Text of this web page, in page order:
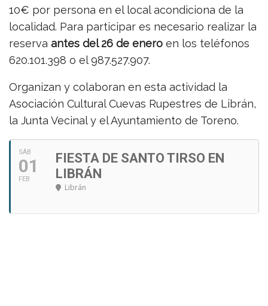
10€ por persona en el local acondiciona de la
localidad. Para participar es necesario realizar la
reserva antes del 26 de enero en los teléfonos
620.101.398 o el 987.527.907.
Organizan y colaboran en esta actividad la
Asociación Cultural Cuevas Rupestres de Librán,
la Junta Vecinal y el Ayuntamiento de Toreno.
SÁB
01
FEB
FIESTA DE SANTO TIRSO EN
LIBRÁN
Librán